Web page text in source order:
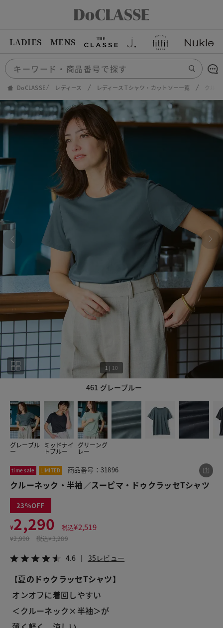
LADIES MENS
DoCLASSE レディース レディース Tシャツ・カットソー一覧 クル
461 グレーブルー
1 | 10
グレーブル
ー
ミッドナイ
トブルー
グリーング
レー
10
time sale LIMITED 商品番号：31896
クルーネック・半袖／スーピマ・ドゥクラッセTシャツ
23
¥2,290 税込¥2,519
¥2,990 税込¥3,289
4.6 35レビュー
【夏のドゥクラッセTシャツ】
オンオフに着回しやすい
＜クルーネック×半袖＞が
この商品をシェアする
¥2,290 税込¥2,519
LINE